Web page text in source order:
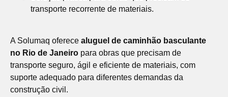
transporte recorrente de materiais.
A Solumaq oferece aluguel de caminhão basculante
no Rio de Janeiro para obras que precisam de
transporte seguro, ágil e eficiente de materiais, com
suporte adequado para diferentes demandas da
construção civil.